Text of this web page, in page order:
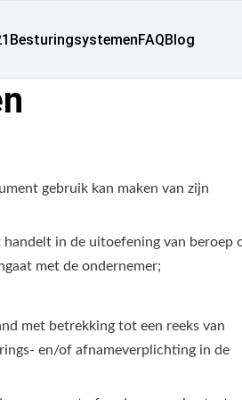
BesturingsystemenFAQBlog
gebruik kan maken van zijn
in de uitoefening van beroep
met de ondernemer;
met betrekking tot een reeks van
en/of afnameverplichting in de